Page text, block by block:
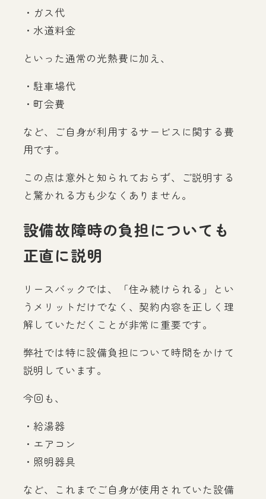
・ガス代
・水道料金
といった通常の光熱費に加え、
・駐車場代
・町会費
など、ご自身が利用するサービスに関する費
用です。
この点は意外と知られておらず、ご説明する
と驚かれる方も少なくありません。
設備故障時の負担についても
正直に説明
リースバックでは、「住み続けられる」とい
うメリットだけでなく、契約内容を正しく理
解していただくことが非常に重要です。
弊社では特に設備負担について時間をかけて
説明しています。
今回も、
・給湯器
・エアコン
・照明器具
など、これまでご自身が使用されていた設備